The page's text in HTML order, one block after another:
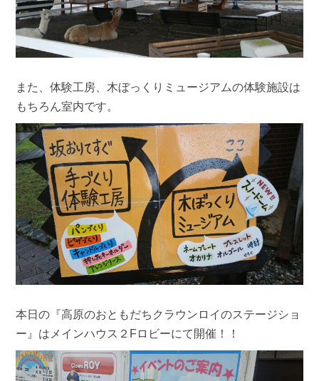
また、体験工房、木ぼっくりミュージアムの体験施設は
もちろん室内です。
本日の『高原のおともだちクラウンロイのステージショ
ー』はメインハウス２Fロビーにて開催！！